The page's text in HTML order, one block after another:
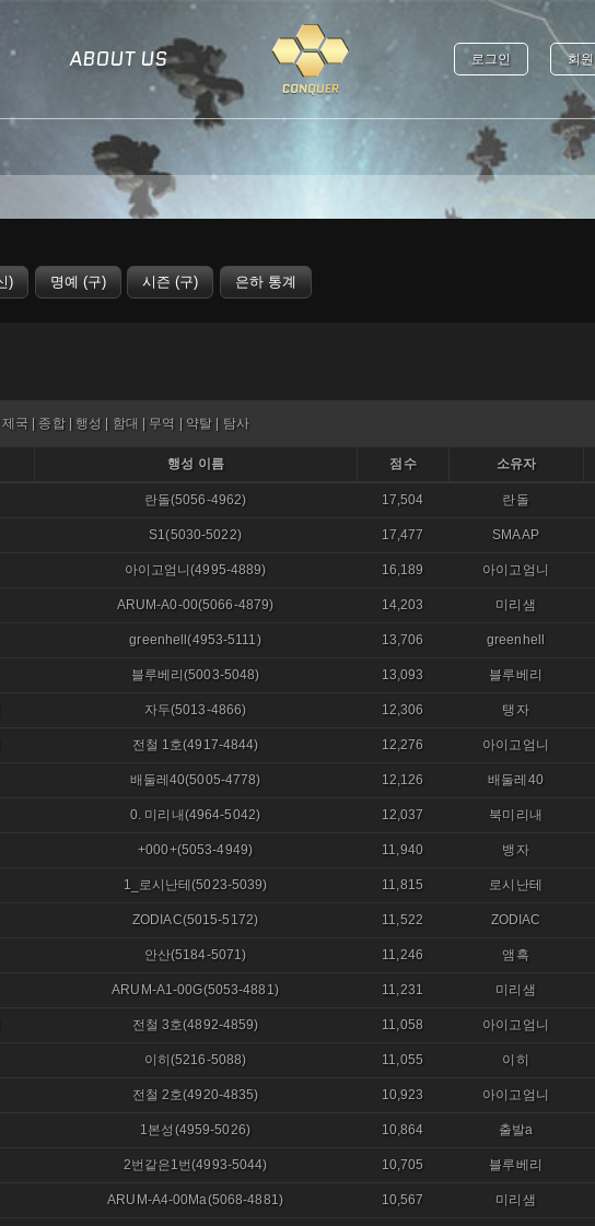
ABOUT US 로그인 회
제국 종합| 행성 함대 무역 약탈 탐사
행성 이름 점수 소유자
란돌(5056-4962) 17,504 란돌
S1(5030-5022) 17,477 SMAAP
아이고엄니(4995-4889) 16,189 아이고엄니
ARUM-A0-00(5066-4879) 14,203 미리샘
greenhell(4953-5111) 13,706 greenhell
블루베리(5003-5048) 13,093 블루베리
자두(5013-4866) 12,306 탱자
전철 1호(4917-4844) 12,276 아이고엄니
배둘레40(5005-4778) 12,126 배둘레40
0. 미리내(4964-5042) 12,037 북미리내
+000+(5053-4949) 11,940 뱅자
1_로시난테(5023-5039) 11,815 로시난테
ZODIAC(5015-5172) 11,522 ZODIAC
안산(5184-5071) 11,246 앰흑
ARUM-A1-00G(5053-4881) 11,231 미리샘
전철 3호(4892-4859) 11,058 아이고엄니
이히(5216-5088) 11,055 이히
전철 2호(4920-4835) 10,923 아이고엄니
1본성(4959-5026) 10,864 출발a
2번같은1번(4993-5044) 10,705 블루베리
ARUM-A4-00Ma(5068-4881) 10,567 미리샘